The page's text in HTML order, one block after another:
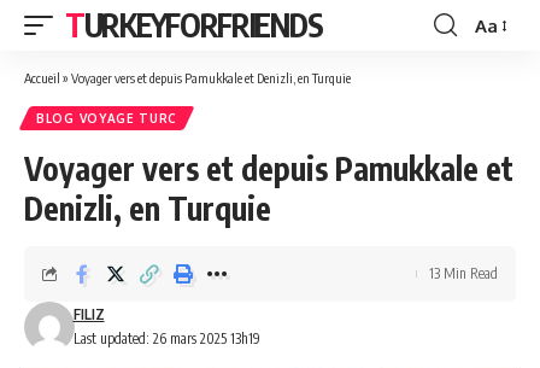
TURKEYFORFRIENDS
Font
Aa
Accueil » Voyager vers et depuis Pamukkale et Denizli, en Turquie
BLOG VOYAGE TURC
Voyager vers et depuis Pamukkale et
Denizli, en Turquie
Last updated: 26 mars 2025 13h19
FILIZ
13 Min Read